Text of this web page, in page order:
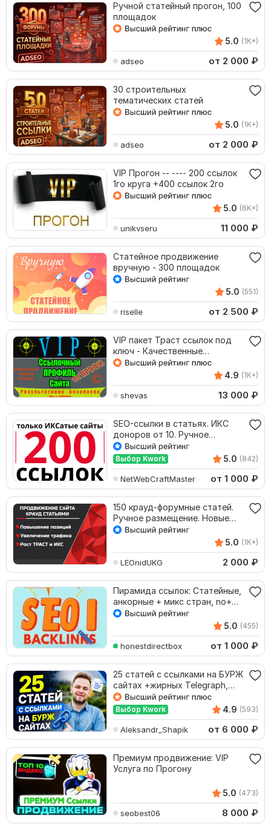
Ручной статейный прогон, 100
площадок
5.0 (1K+)
adseo от 2 000 ₽
30 строительных
тематических статей
5.0 (1K+)
adseo от 2 000 ₽
VIP Прогон -- ---- 200 ссылок
1го круга +400 ссылок 2го
5.0 (6K+)
unikvseru 11 000 ₽
Статейное продвижение
вручную - 300 площадок
5.0 (551)
riselle от 2 500 ₽
VIP пакет Траст ссылок под
ключ - Качественные
обратные ссылки
4.9 (1K+)
shevas 13 000 ₽
SEO-ссылки в статьях. ИКС
доноров от 10. Ручное
размещение
Выбор Kwork 5.0 (842)
NetWebCraftMaster от 1 000 ₽
150 крауд-форумные статей.
Ручное размещение. Новые
темы
5.0 (1K+)
LEOnidUKG 2 000 ₽
Пирамида ссылок: Статейные,
анкорные + микс стран, no+
dofollow ссылки
5.0 (455)
honestdirectbox от 1 000 ₽
25 статей с ссылками на БУРЖ
сайтах +жирных Telegraph,
Tumblr
Выбор Kwork 4.9 (593)
Aleksandr_Shapik от 6 000 ₽
Премиум продвижение: VIP
Услуга по Прогону
5.0 (473)
seobest06 8 000 ₽